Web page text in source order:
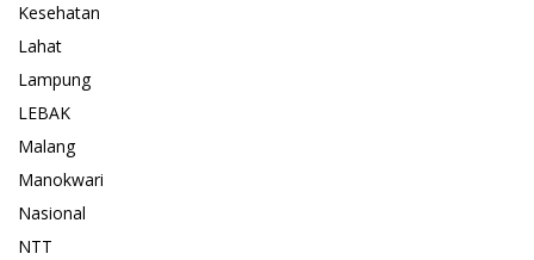
Kesehatan
Lahat
Lampung
LEBAK
Malang
Manokwari
Nasional
NTT